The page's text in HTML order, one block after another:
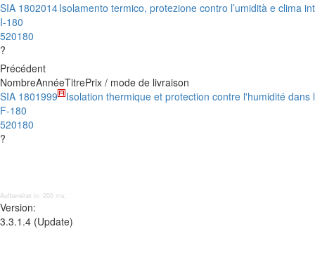
SIA 180
I-180
520180
?
2014Isolamento termico, protezione contro l’umidità e clima
Précédent
NombreAnnéeTitrePrix / mode de livraison
SIA 180
F-180
520180
?
1999 Isolation thermique et protection contre l'humidité dans
Aufbereitet in: 200 ms;
Version:
3.3.1.4 (Update)